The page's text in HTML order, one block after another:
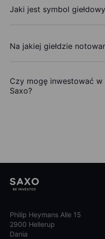
Jaki jest symbol
Na jakiej giełdzie
Czy mogę inwestować w
Saxo?
Philip Heymans Alle 15
2900 Hellerup
Dania